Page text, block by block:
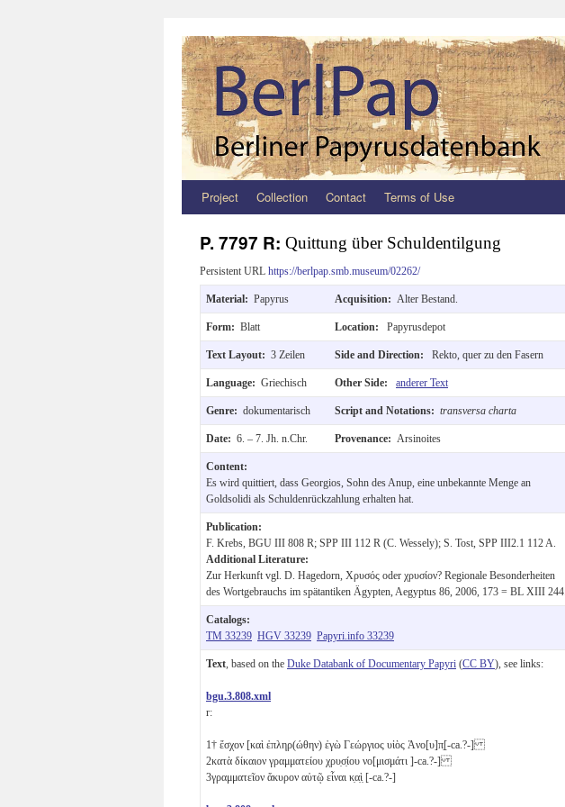
Zum
springen
Project Collection Contact Terms of Use
P. 7797 R: Quittung über Schuldentilgung
Persistent URL https://berlpap.smb.museum/02262/
Material: Papyrus Acquisition: Alter Bestand.
Form: Blatt Location: Papyrusdepot
Text Layout: 3 Zeilen Side and Direction: Rekto, quer zu den Fasern
Language: Griechisch Other Side: anderer Text
Genre: dokumentarisch Script and Notations: transversa charta
Date: 6. – 7. Jh. n.Chr. Provenance: Arsinoites
Content:
Es wird quittiert, dass Georgios, Sohn des Anup, eine unbekannte Menge an
Goldsolidi als Schuldenrückzahlung erhalten hat.
Publication:
F. Krebs, BGU III 808 R; SPP III 112 R (C. Wessely); S. Tost, SPP III2.1 112 A.
Additional Literature:
Zur Herkunft vgl. D. Hagedorn, Χρυσός oder χρυσίον? Regionale Besonderheiten
des Wortgebrauchs im spätantiken Ägypten, Aegyptus 86, 2006, 173 = BL XIII 244.
Catalogs:
TM 33239 HGV 33239 Papyri.info 33239
Text , based on the Duke Databank of Documentary Papyri (CC BY), see links:
bgu.3.808.xml
r:
1† ἔσχον [καὶ ἐπληρ(ώθην) ἐγὼ Γεώργιος υἱὸς Ἀνο[υ]π̣[-ca.?-]
2κατὰ δίκαιον γραμματείου χρυ̣σ̣ίου νο[μισμάτι ]-ca.?-]
3γραμματεῖον ἄκυρον αὐτῷ εἶναι κ̣α̣ὶ̣ [-ca.?-]